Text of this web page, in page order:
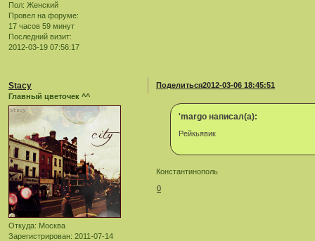
Пол: Женский
Провел на форуме:
17 часов 59 минут
Последний визит:
2012-03-19 07:56:17
Поделиться2012-03-06 18:45:51
Stacy
Главный цветочек ^^
Откуда: Москва
Зарегистрирован: 2011-07-14
'margo написал(а):
Рейкьявик
Константинополь
0